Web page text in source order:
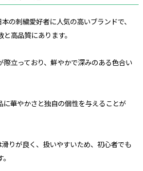
の刺繍愛好者に人気の高いブランドで、
高品質にあります。
際立っており、鮮やかで深みのある色合い
に華やかさと独自の個性を与えることが
りが良く、扱いやすいため、初心者でも